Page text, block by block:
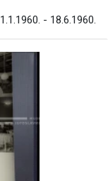
1.1.1960. - 18.6.1960.